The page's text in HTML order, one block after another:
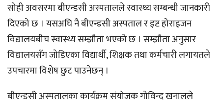
सोही अवसरमा बीएन्डसी अस्पतालले स्वास्थ्य सम्बन्धी जानकारी
दिएको छ । यसअघि नै बीएन्डसी अस्पताल र इष्ट होराइजन
विद्यालयबीच स्वास्थ्य सम्झौता भएको छ । सम्झौता अनुसार
विद्यालयसँग जोडिएका विद्यार्थी, शिक्षक तथा कर्मचारी लगायतले
उपचारमा विशेष छुट पाउनेछन् ।
बीएन्डसी अस्पतालका कार्यक्रम संयोजक गोविन्द खनालले